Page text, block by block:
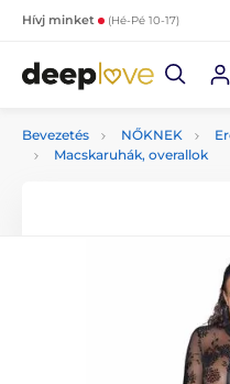
Hívj minket (Hé-Pé 10-17)
Bevezetés NŐKNEK
Macskaruhák, overallok